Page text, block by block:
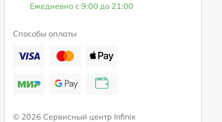
Ежедневно с 9:00 до 21:00
Способы оплаты
© 2026 Сервисный центр Infinix